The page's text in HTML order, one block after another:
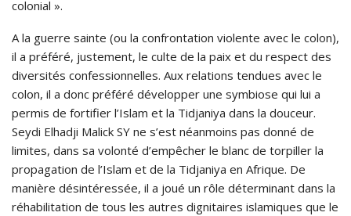
colonial ».
A la guerre sainte (ou la confrontation violente avec le colon),
il a préféré, justement, le culte de la paix et du respect des
diversités confessionnelles. Aux relations tendues avec le
colon, il a donc préféré développer une symbiose qui lui a
permis de fortifier l’Islam et la Tidjaniya dans la douceur.
Seydi Elhadji Malick SY ne s’est néanmoins pas donné de
limites, dans sa volonté d’empêcher le blanc de torpiller la
propagation de l’Islam et de la Tidjaniya en Afrique. De
manière désintéressée, il a joué un rôle déterminant dans la
réhabilitation de tous les autres dignitaires islamiques que le